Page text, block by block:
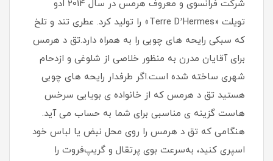
شرکت فرانسوی و معروف هرمس در سال 2014 ادو
تویلت «Terre D’Hermes» را تولید کرد. عطری تند و تلخ
که سبکی رایحه های چوبی را به همراه دارد.تق د هرمس
برای آقایان مدرن به منظور خلاصی از شلوغی و ازدحام
شهری ساخته شده است.اگر طرفدار رایحه های چوبی
هستید تق د هرمس که از خانواده ی بویایی سرخس
هاست گزینه ی مناسبی برای شما به حساب می آید.
هنگامی که تق د هرمس را روی محل نبض یا لباس خود
اسپری کنید، به‌سرعت بوی پرتقال و گریپ‌فروت را